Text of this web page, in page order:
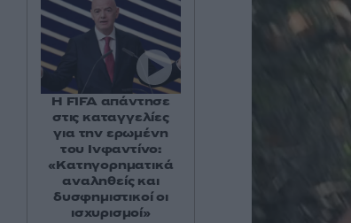
Η FIFA απάντησε
στις καταγγελίες
για την ερωμένη
του Ινφαντίνο:
«Κατηγορηματικά
αναληθείς και
δυσφημιστικοί οι
ισχυρισμοί»